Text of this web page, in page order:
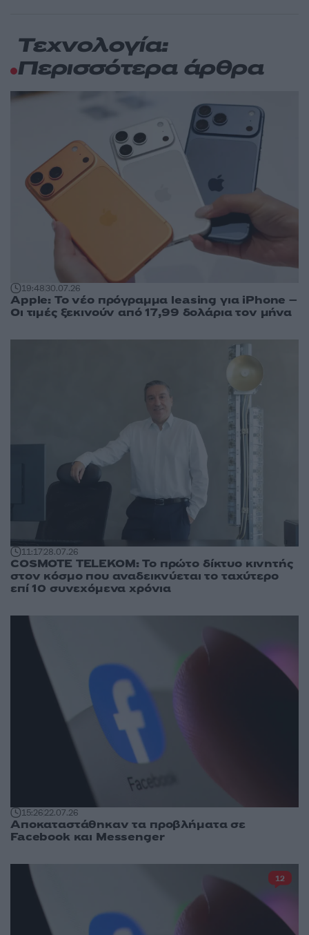
Τεχνολογία:
Περισσότερα άρθρα
19:4830.07.26
Apple: Το νέο πρόγραμμα leasing για iPhone –
Οι τιμές ξεκινούν από 17,99 δολάρια τον μήνα
11:1728.07.26
COSMOTE TELEKOM: Το πρώτο δίκτυο κινητής
στον κόσμο που αναδεικνύεται το ταχύτερο
επί 10 συνεχόμενα χρόνια
15:2622.07.26
Αποκαταστάθηκαν τα προβλήματα σε
Facebook και Messenger
12